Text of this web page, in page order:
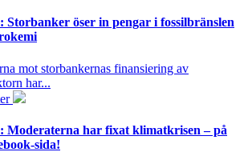
Storbanker öser in pengar i fossilbränslen
mot storbankernas finansiering av
har...
Moderaterna har fixat klimatkrisen – på
sida!